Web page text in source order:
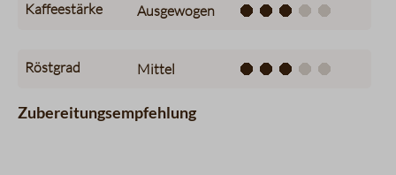
Kaffeestärke Ausgewogen
Röstgrad Mittel
Zubereitungsempfehlung